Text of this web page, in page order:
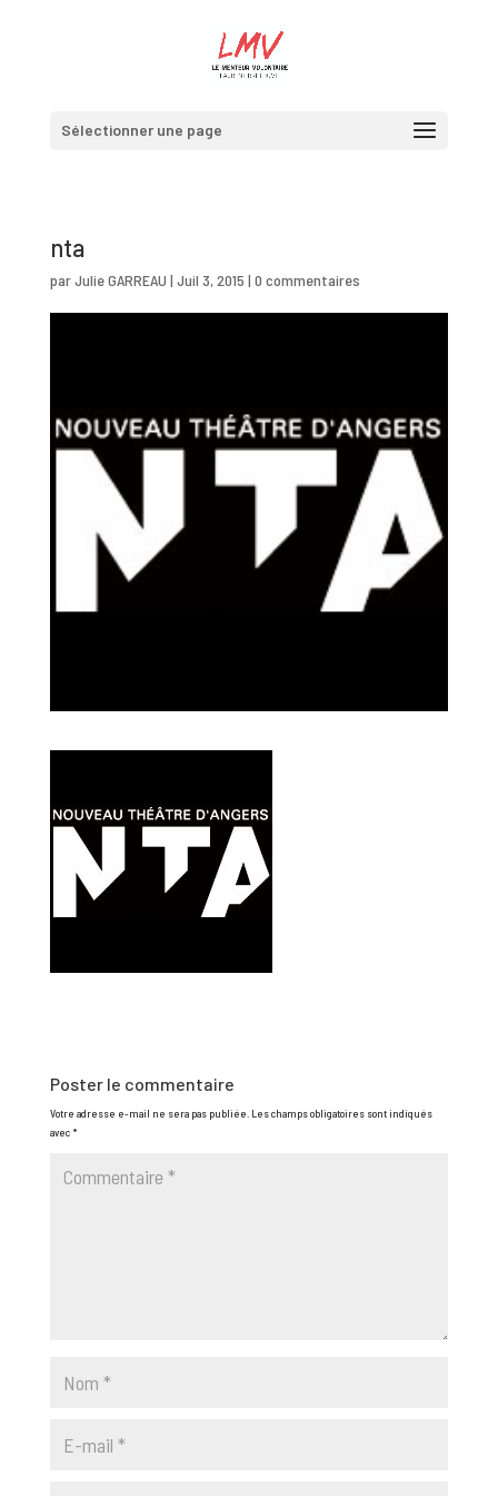
Sélectionner une page
nta
parJulie GARREAU | Juil 3, 2015 | 0 commentaires
Poster le commentaire
Votre adresse e-mail ne sera pas publiée. Les champs obligatoires sont indiqués
avec*